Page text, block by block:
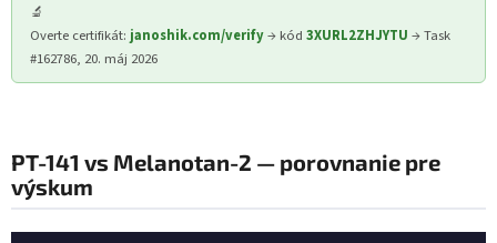
🔬
Overte certifikát: janoshik.com/verify→ kód 3XURL2ZHJYTU → Task
#162786, 20. máj 2026
PT-141 vs Melanotan-2 — porovnanie pre
výskum